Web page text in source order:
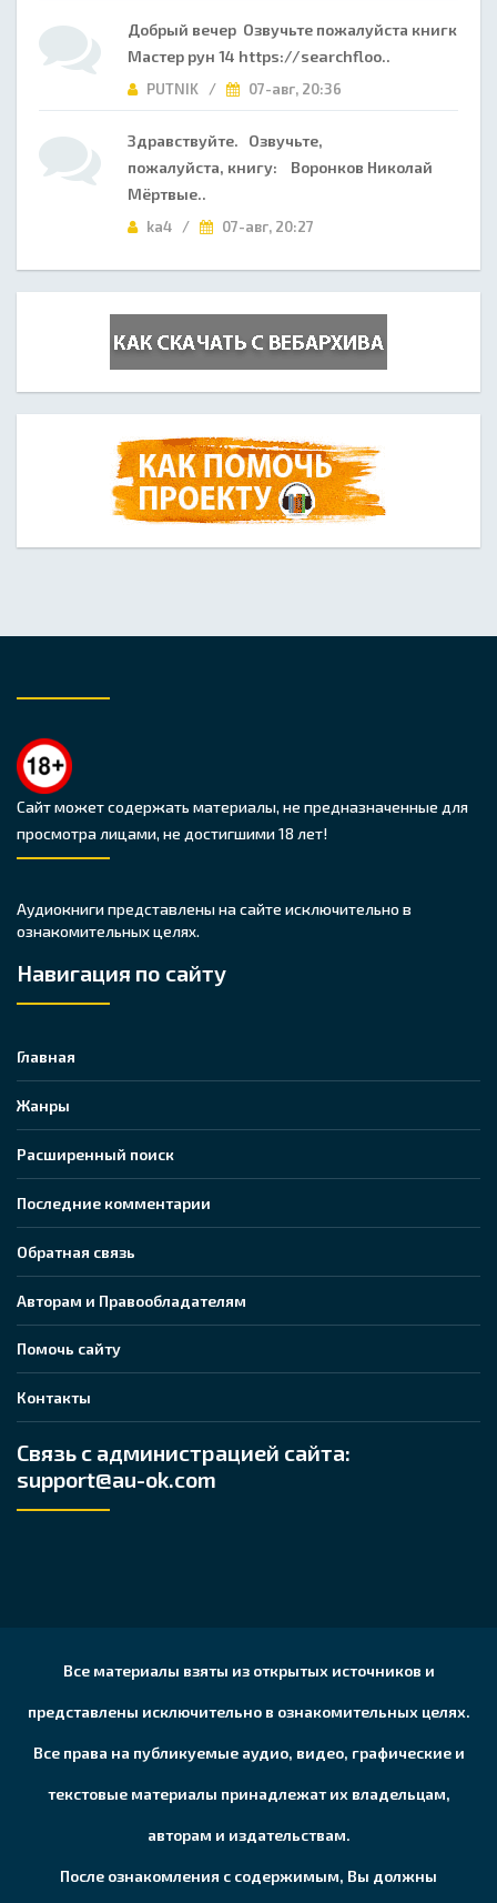
Добрый вечер Озвучьте пожалуйста книгк
Мастер рун 14 https://searchfloo..
PUTNIK / 07-авг, 20:36
Здравствуйте. Озвучьте,
пожалуйста, книгу: Воронков Николай
Мёртвые..
ka4 / 07-авг, 20:27
Сайт может содержать материалы, не предназначенные для
просмотра лицами, не достигшими 18 лет!
Аудиокниги представлены на сайте исключительно в
ознакомительных целях.
Навигация по сайту
Главная
Жанры
Расширенный поиск
Последние комментарии
Обратная связь
Авторам и Правообладателям
Помочь сайту
Контакты
Связь с администрацией сайта:
support@au-ok.com
Все материалы взяты из открытых источников и
представлены исключительно в ознакомительных целях.
Все права на публикуемые аудио, видео, графические и
текстовые материалы принадлежат их владельцам,
авторам и издательствам.
После ознакомления с содержимым, Вы должны